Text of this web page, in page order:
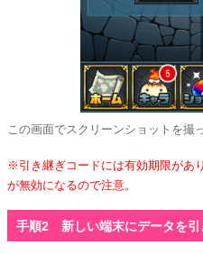
この画面でスクリーンショットを撮
※引き継ぎコードには有効期限があ
が無効になるので注意。
手順2 新しい端末にデータを引